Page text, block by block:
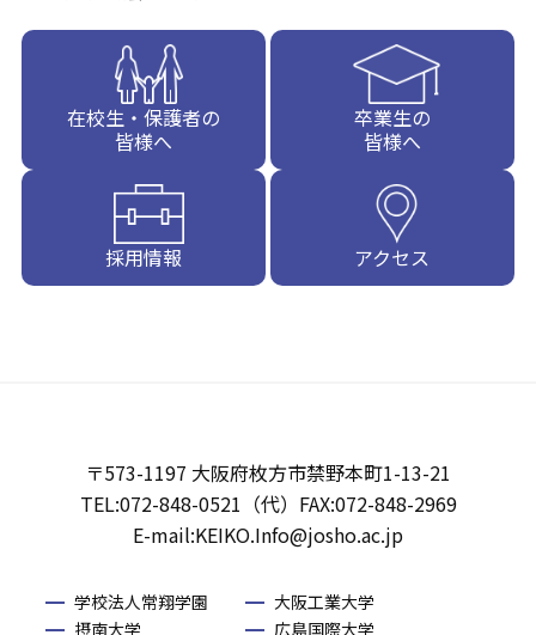
在校生・保護者の
皆様へ
卒業生の
皆様へ
採用情報 アクセス
〒573-1197 大阪府枚方市禁野本町1-13-21
TEL:072-848-0521（代）FAX:072-848-2969
E-mail:KEIKO.Info@josho.ac.jp
学校法人常翔学園
大阪工業大学
摂南大学
広島国際大学